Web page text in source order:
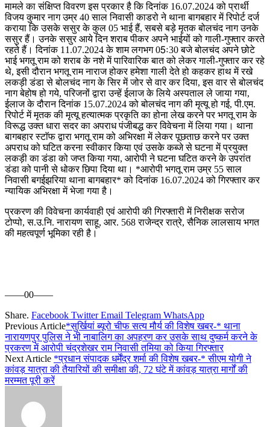
मामले का संक्षिप्त विवरण इस प्रकार है कि दिनांक 16.07.2024 को प्रार्थी
विजय कुमार नाग उम्र 40 साल निवासी काडरो ने थाना बागबहार में रिपोर्ट दर्ज
कराया कि उसके ससुर के कुल 05 भाई हैं, सबसे बड़े मृतक बोलचंद नाग उनके
ससुर हैं। उनके ससुर आये दिन शराब पीकर अपने भाईयों को गाली-गुफ्तार करते
रहते हैं। दिनांक 11.07.2024 के शाम लगभग 05ः30 बजे बोलचंद अपने छोटे
भाई भगतू राम को शराब के नशे में पारिवारिक बात को लेकर गाली-गुफ्तार कर रहे
थे, इसी दौरान भगतू राम नाराज होकर हमेशा गाली देते हो कहकर हाथ में रखे
लकड़ी डंडा से बोलचंद नाग के सिर में जोर से वार कर दिया, इस वार से बोलचंद
नाग बेहोष हो गये, परिजनों द्वारा उन्हें ईलाज के लिये अस्पताल ले जाया गया,
ईलाज के दौरान दिनांक 15.07.2024 को बोलचंद नाग की मृत्यू हो गई, पी.एम.
रिपोर्ट में मृतक की मृत्यू हत्यात्मक प्रकृति का होना लेख करने पर भगतू राम के
विरूद्ध उक्त धारा सदर का अपराध पंजीबद्ध कर विवेचना में लिया गया। थाना
बागबहार स्टाॅफ द्वारा भगतू राम को अभिरक्षा में लेकर पूछताछ करने पर उक्त
अपराध को घटित करना स्वीकार किया एवं उसके कब्जे से घटना में प्रयुक्त
लकड़ी का डंडा को जप्त किया गया, आरोपी ने घटना घटित करने के उपरांत
डंडा को पानी से धोकर छिपा दिया था। *आरोपी भगतू राम उम्र 55 साल
निवासी बगईझरिया थाना बागबहार* को दिनांक 16.07.2024 को गिरफ्तार कर
न्यायिक अभिरक्षा में भेजा गया है।
प्रकरण की विवेचना कार्यवाही एवं आरोपी की गिरफ्तारी में निरीक्षक सरोज
टोप्पो, स.उ.नि. नारायण साहू, आर. 568 राजेन्द्र रात्रे, सैनिक लालसाय भगत
की महत्वपूर्ण भूमिका रही है।
——00——
Share. Facebook Twitter Email Telegram WhatsApp
Previous Article*सुर्खियां ब्यूरो चीफ सत्य मौर्य की विशेष खबर-* थाना
नारायणपुर पुलिस ने भी नाबालिग का अपहरण कर उसके साथ दुष्कर्म करने के
प्रकरण में आरोपी चंद्रशेखर राम निवासी तमिया को किया गिरफ्तार
Next Article *प्रधान संपादक धर्मेंद्र शर्मा की विशेष खबर-* सीएम योगी ने
कांवड़ यात्रा की तैयारियों की समीक्षा की, 72 घंटे में कांवड़ यात्रा मार्गों की
मरम्मत पूरी करें